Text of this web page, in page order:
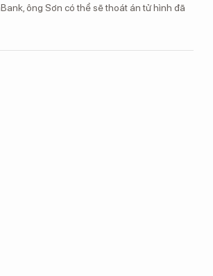
ông Sơn có thể sẽ thoát án tử hình đã